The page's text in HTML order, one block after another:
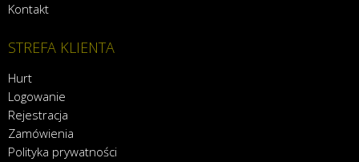
Kontakt
STREFA KLIENTA
Hurt
Logowanie
Rejestracja
Zamówienia
Polityka prywatności